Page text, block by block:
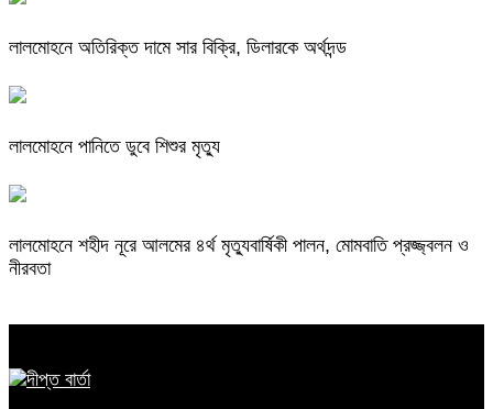
লালমোহনে অতিরিক্ত দামে সার বিক্রি, ডিলারকে অর্থদন্ড
লালমোহনে পানিতে ডুবে শিশুর মৃত্যু
লালমোহনে শহীদ নূরে আলমের ৪র্থ মৃত্যুবার্ষিকী পালন, মোমবাতি প্রজ্জ্বলন ও
নীরবতা